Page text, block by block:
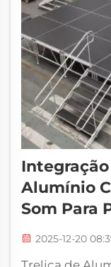
Alumínio
Som Para
2025-12-20